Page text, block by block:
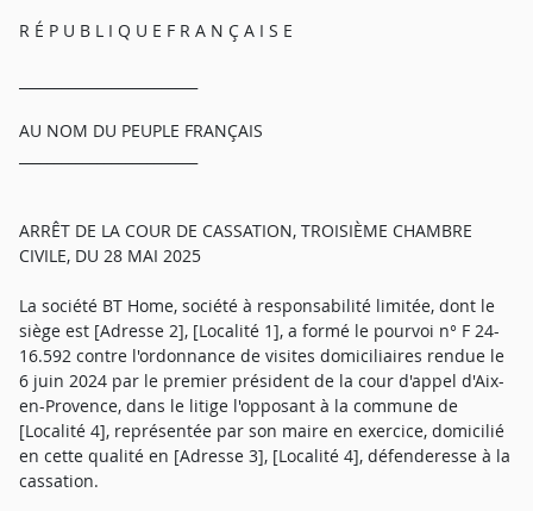
R É P U B L I Q U E F R A N Ç A I S E
AU NOM DU PEUPLE FRANÇAIS
ARRÊT DE LA COUR DE CASSATION, TROISIÈME CHAMBRE
CIVILE, DU 28 MAI 2025
La société BT Home, société à responsabilité limitée, dont le
siège est [Adresse 2], [Localité 1], a formé le pourvoi n° F 24-
16.592 contre l'ordonnance de visites domiciliaires rendue le
6 juin 2024 par le premier président de la cour d'appel d'Aix-
en-Provence, dans le litige l'opposant à la commune de
[Localité 4], représentée par son maire en exercice, domicilié
en cette qualité en [Adresse 3], [Localité 4], défenderesse à la
cassation.